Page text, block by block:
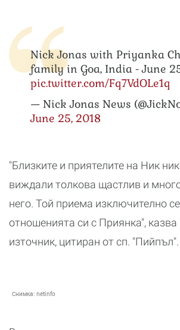
Nick Jonas with Priyanka
family in Goa, India - June
pic.twitter.com/Fq7VdOLe1q
— Nick Jonas News
June 25, 2018
"Близките и приятелите на Ник
виждали толкова щастлив и
него. Той приема изключително
отношенията си с Приянка", казва
източник, цитиран от сп. "Пийпъл".
Снимка: netinfo